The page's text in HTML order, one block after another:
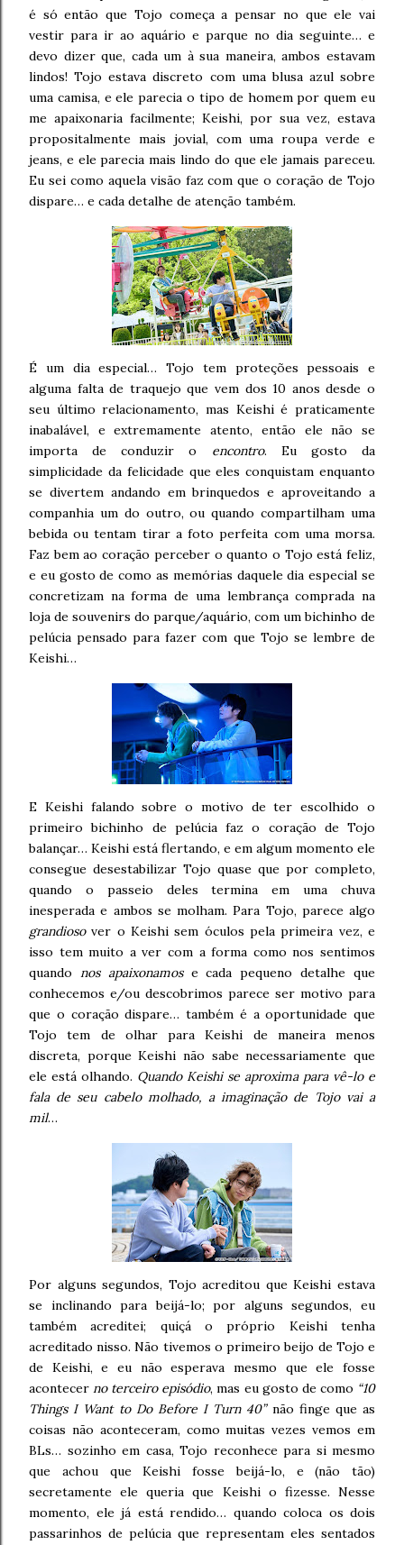
é só então que Tojo começa a pensar no que ele vai
vestir para ir ao aquário e parque no dia seguinte… e
devo dizer que, cada um à sua maneira, ambos estavam
lindos! Tojo estava discreto com uma blusa azul sobre
uma camisa, e ele parecia o tipo de homem por quem eu
me apaixonaria facilmente; Keishi, por sua vez, estava
propositalmente mais jovial, com uma roupa verde e
jeans, e ele parecia mais lindo do que ele jamais pareceu.
Eu sei como aquela visão faz com que o coração de Tojo
dispare… e cada detalhe de atenção também.
É um dia especial… Tojo tem proteções pessoais e
alguma falta de traquejo que vem dos 10 anos desde o
seu último relacionamento, mas Keishi é praticamente
inabalável, e extremamente atento, então ele não se
importa de conduzir o encontro. Eu gosto da
simplicidade da felicidade que eles conquistam enquanto
se divertem andando em brinquedos e aproveitando a
companhia um do outro, ou quando compartilham uma
bebida ou tentam tirar a foto perfeita com uma morsa.
Faz bem ao coração perceber o quanto o Tojo está feliz,
e eu gosto de como as memórias daquele dia especial se
concretizam na forma de uma lembrança comprada na
loja de souvenirs do parque/aquário, com um bichinho de
pelúcia pensado para fazer com que Tojo se lembre de
Keishi…
E Keishi falando sobre o motivo de ter escolhido o
primeiro bichinho de pelúcia faz o coração de Tojo
balançar… Keishi está flertando, e em algum momento ele
consegue desestabilizar Tojo quase que por completo,
quando o passeio deles termina em uma chuva
inesperada e ambos se molham. Para Tojo, parece algo
grandiosover o Keishi sem óculos pela primeira vez, e
isso tem muito a ver com a forma como nos sentimos
quando nos apaixonamose cada pequeno detalhe que
conhecemos e/ou descobrimos parece ser motivo para
que o coração dispare… também é a oportunidade que
Tojo tem de olhar para Keishi de maneira menos
discreta, porque Keishi não sabe necessariamente que
ele está olhando. Quando Keishi se aproxima para vê-lo e
fala de seu cabelo molhado, a imaginação de Tojo vai a
mil…
Por alguns segundos, Tojo acreditou que Keishi estava
se inclinando para beijá-lo; por alguns segundos, eu
também acreditei; quiçá o próprio Keishi tenha
acreditado nisso. Não tivemos o primeiro beijo de Tojo e
de Keishi, e eu não esperava mesmo que ele fosse
acontecerno terceiro episódio, mas eu gosto de como “10
Things I Want to Do Before I Turn 40”não finge que as
coisas não aconteceram, como muitas vezes vemos em
BLs… sozinho em casa, Tojo reconhece para si mesmo
que achou que Keishi fosse beijá-lo, e (não tão)
secretamente ele queria que Keishi o fizesse. Nesse
momento, ele já está rendido… quando coloca os dois
passarinhos de pelúcia que representam eles sentados